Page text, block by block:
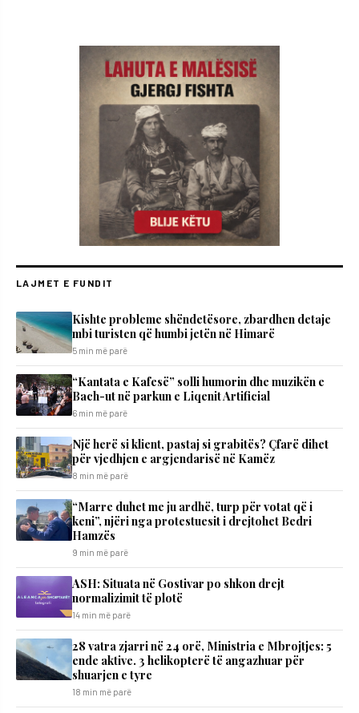
LAJMET E FUNDIT
Kishte probleme shëndetësore, zbardhen detaje
mbi turisten që humbi jetën në Himarë
5 min më parë
“Kantata e Kafesë” solli humorin dhe muzikën e
Bach-ut në parkun e Liqenit Artificial
6 min më parë
Një herë si klient, pastaj si grabitës? Çfarë dihet
për vjedhjen e argjendarisë në Kamëz
8 min më parë
“Marre duhet me ju ardhë, turp për votat që i
keni”, njëri nga protestuesit i drejtohet Bedri
Hamzës
9 min më parë
ASH: Situata në Gostivar po shkon drejt
normalizimit të plotë
14 min më parë
28 vatra zjarri në 24 orë, Ministria e Mbrojtjes: 5
ende aktive. 3 helikopterë të angazhuar për
shuarjen e tyre
18 min më parë